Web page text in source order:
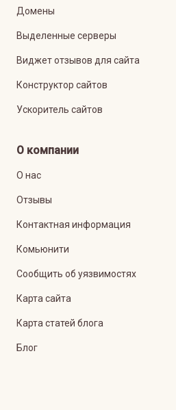
Домены
Выделенные серверы
Виджет отзывов для сайта
Конструктор сайтов
Ускоритель сайтов
О компании
О нас
Отзывы
Контактная информация
Комьюнити
Сообщить об уязвимостях
Карта сайта
Карта статей блога
Блог